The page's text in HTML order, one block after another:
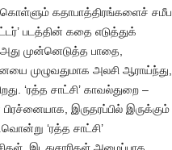
கதாபாத்திரங்களைச் சமீப
படத்தின் கதை எடுத்துக்
முன்னெடுத்த பாதை,
முழுவதுமாக அலசி ஆராய்ந்து,
‘ரத்த சாட்சி’ காவல்துறை –
இருதரப்பில் இருக்கும்
‘ரத்த சாட்சி’